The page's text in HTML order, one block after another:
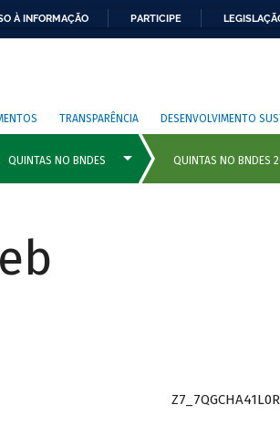
À INFORMAÇÃO PARTICIPE
TRANSPARÊNCIA DESENVOLVIMENTO